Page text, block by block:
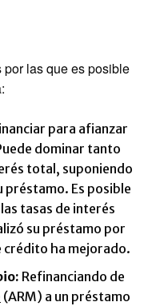
las que es posible
para afianzar
dominar tanto
total, suponiendo
préstamo. Es posible
tasas de interés
su préstamo por
crédito ha mejorado.
Refinanciando de
(ARM) a un préstamo